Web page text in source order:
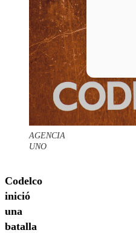
AGENCIA
UNO
Codelco
inició
una
batalla